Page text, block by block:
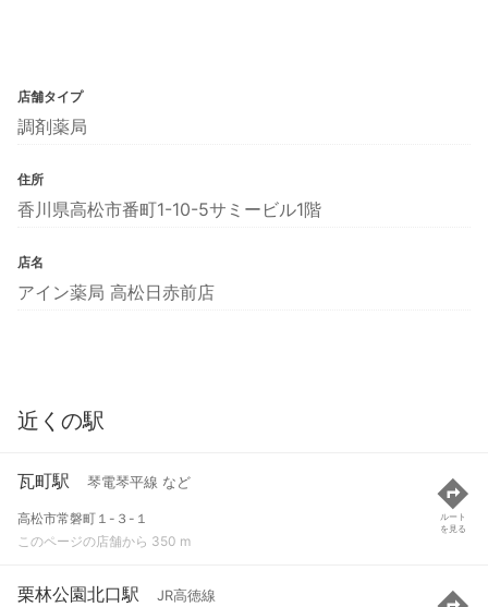
店舗タイプ
調剤薬局
住所
香川県高松市番町1-10-5サミービル1階
店名
アイン薬局 高松日赤前店
近くの駅
瓦町駅 琴電琴平線 など
高松市常磐町１-３-１
このページの店舗から 350 m
ルート
を見る
栗林公園北口駅 JR高徳線